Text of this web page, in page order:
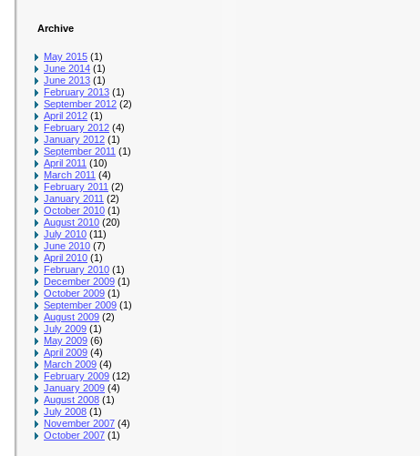
Archive
May 2015 (1)
June 2014 (1)
June 2013 (1)
February 2013 (1)
September 2012 (2)
April 2012 (1)
February 2012 (4)
January 2012 (1)
September 2011 (1)
April 2011 (10)
March 2011 (4)
February 2011 (2)
January 2011 (2)
October 2010 (1)
August 2010 (20)
July 2010 (11)
June 2010 (7)
April 2010 (1)
February 2010 (1)
December 2009 (1)
October 2009 (1)
September 2009 (1)
August 2009 (2)
July 2009 (1)
May 2009 (6)
April 2009 (4)
March 2009 (4)
February 2009 (12)
January 2009 (4)
August 2008 (1)
July 2008 (1)
November 2007 (4)
October 2007 (1)